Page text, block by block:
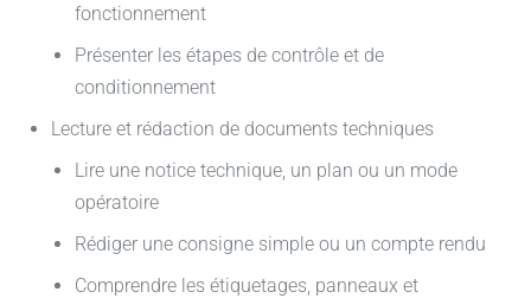
fonctionnement
Présenter les étapes de contrôle et de
conditionnement
Lecture et rédaction de documents techniques
Lire une notice technique, un plan ou un mode
opératoire
Rédiger une consigne simple ou un compte rendu
Comprendre les étiquetages, panneaux et